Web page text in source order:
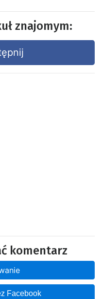
znajomym:
komentarz
Facebook